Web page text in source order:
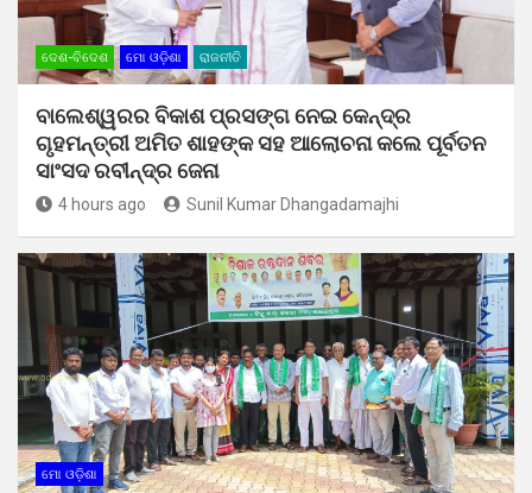
ଦେଶ-ବିଦେଶ ମୋ ଓଡ଼ିଶା ରାଜନୀତି
ବାଲେଶ୍ୱରର ବିକାଶ ପ୍ରସଙ୍ଗ ନେଇ କେନ୍ଦ୍ର
ଗୃହମନ୍ତ୍ରୀ ଅମିତ ଶାହଙ୍କ ସହ ଆଲୋଚନା କଲେ ପୂର୍ବତନ
ସାଂସଦ ରବୀନ୍ଦ୍ର ଜେନା
4 hours ago Sunil Kumar Dhangadamajhi
ମୋ ଓଡ଼ିଶା